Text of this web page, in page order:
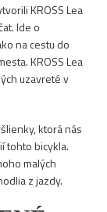
KROSS Lea
Ide o
na cestu do
KROSS Lea
uzavreté v
ktorá nás
tohto bicykla.
malých
z jazdy.